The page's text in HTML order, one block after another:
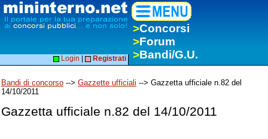
>Concorsi
>Forum
>Bandi/G.U.
Login Registrati
Bandi di concorso --> Gazzette ufficiali --> Gazzetta ufficiale n.82 del
14/10/2011
Gazzetta ufficiale n.82 del 14/10/2011